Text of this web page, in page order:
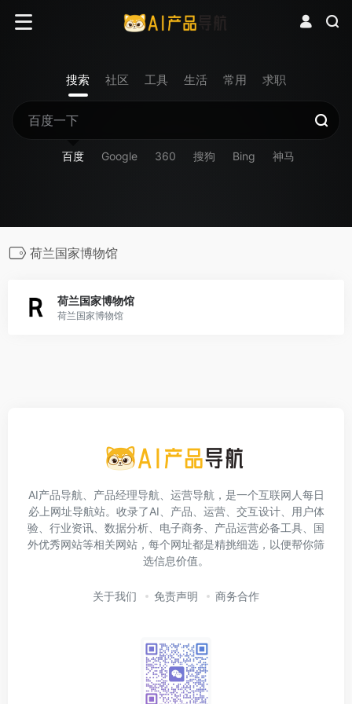
搜索 社区 工具 生活 常用 求职
百度 Google 360 搜狗 Bing 神马
荷兰国家博物馆
荷兰国家博物馆
荷兰国家博物馆
AI产品导航、产品经理导航、运营导航，是一个互联网人每日
必上网址导航站。收录了AI、产品、运营、交互设计、用户体
验、行业资讯、数据分析、电子商务、产品运营必备工具、国
外优秀网站等相关网站，每个网址都是精挑细选，以便帮你筛
选信息价值。
关于我们 免责声明 商务合作